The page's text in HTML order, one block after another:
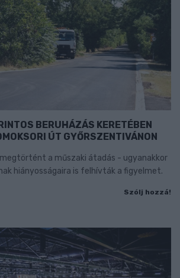
BERUHÁZÁS KERETÉBEN
ÚT GYŐRSZENTIVÁNON
a műszaki átadás - ugyanakkor
hiányosságaira is felhívták a figyelmet.
Szólj hozzá!